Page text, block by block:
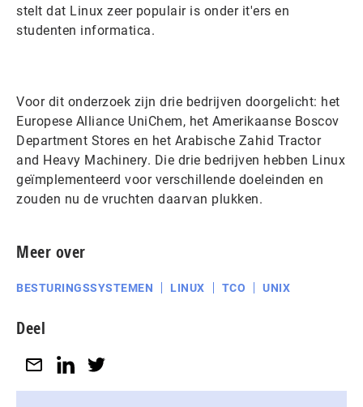
stelt dat Linux zeer populair is onder it'ers en
studenten informatica.
Voor dit onderzoek zijn drie bedrijven doorgelicht: het
Europese Alliance UniChem, het Amerikaanse Boscov
Department Stores en het Arabische Zahid Tractor
and Heavy Machinery. Die drie bedrijven hebben Linux
geïmplementeerd voor verschillende doeleinden en
zouden nu de vruchten daarvan plukken.
Meer over
BESTURINGSSYSTEMEN LINUX TCO UNIX
Deel